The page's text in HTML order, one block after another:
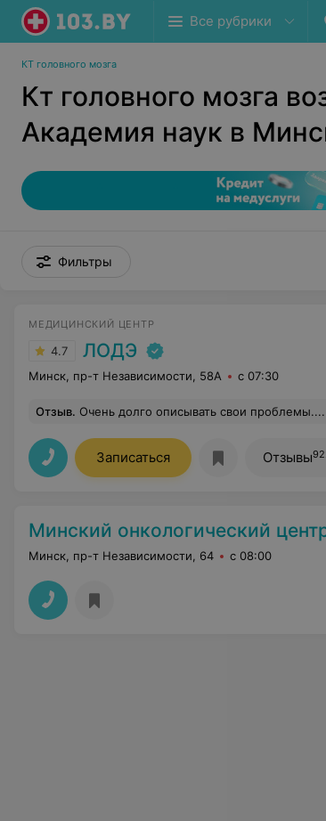
Все рубрики
КТ головного мозга
Кт головного мозга
Академия наук в
Фильтры
МЕДИЦИНСКИЙ ЦЕНТР
4.7 ЛОДЭ
Минск, пр-т Независимости, 58А с 07:30
Отзыв. Очень долго описывать свои проблемы.... Короновирус, инфаркт головного мозга и , как итог, инвалидность в 48 лет. Жизнь надо было начинать сначала. Благодарю Бога, что свёл меня с
Записаться Отзывы
Минский онкологический
Минск, пр-т Независимости, 64 с 08:00